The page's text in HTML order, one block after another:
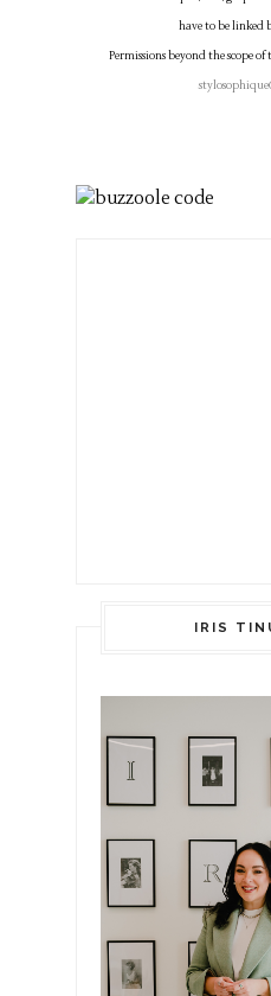
have to be linked
Permissions beyond the scope
IRIS